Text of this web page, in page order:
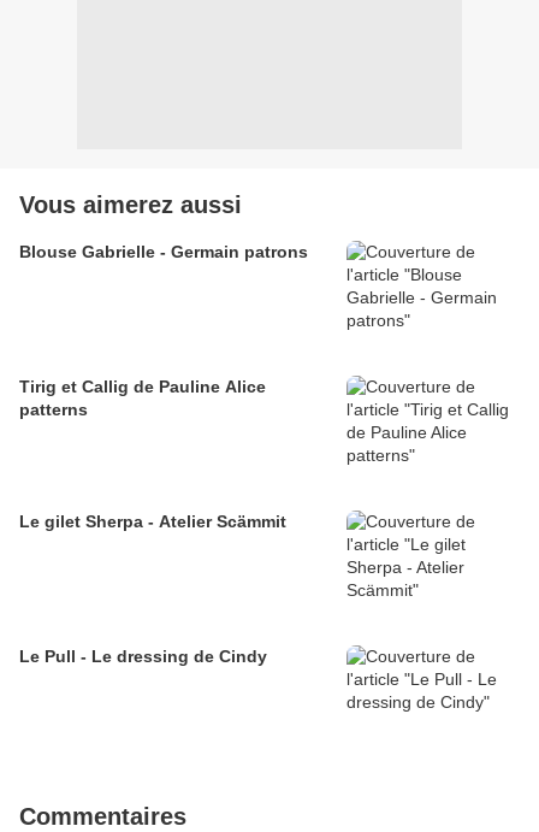
Vous aimerez aussi
Blouse Gabrielle - Germain patrons
Tirig et Callig de Pauline Alice
patterns
Le gilet Sherpa - Atelier Scämmit
Le Pull - Le dressing de Cindy
Commentaires